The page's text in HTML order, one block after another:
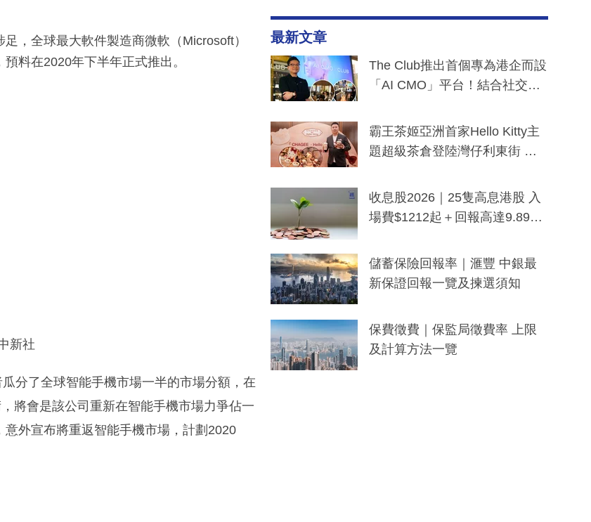
，全球最大軟件製造商微軟（Microsoft）
料在2020年下半年正式推出。
新社
瓜分了全球智能手機市場一半的市場分額，在
將會是該公司重新在智能手機市場力爭佔一
外宣布將重返智能手機市場，計劃2020
最新文章
The Club推出首個專為港企而設
「AI CMO」平台！結合社交聆
分鐘生成「貼地」宣傳短片
霸王茶姬亞洲首家Hello Kitty主
題超級茶倉登陸灣仔利東街 推
y及香港限定特調系列
收息股2026｜25隻高息港股 入
場費$1212起＋回報高達9.89
儲蓄保險回報率｜滙豐 中銀最
新保證回報一覽及揀選須知
保費徵費｜保監局徵費率 上限
及計算方法一覽